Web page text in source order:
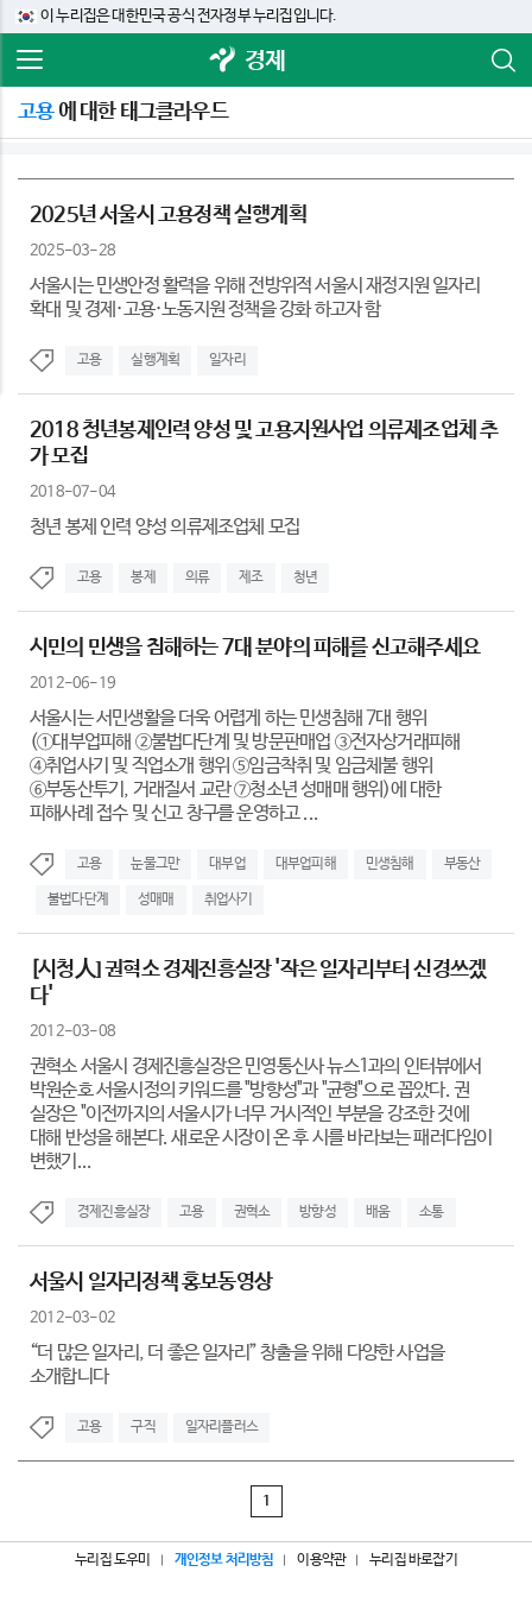
이 누리집은 대한민국 공식 전자정부 누리집입니다.
경제
고용에 대한 태그클라우드
2025년 서울시 고용정책 실행계획
2025-03-28
서울시는 민생안정 활력을 위해 전방위적 서울시 재정지원 일자리
확대 및 경제·고용·노동지원 정책을 강화 하고자 함
고용 실행계획 일자리
2018 청년봉제인력 양성 및 고용지원사업 의류제조업체 추
가 모집
2018-07-04
청년 봉제 인력 양성 의류제조업체 모집
고용 봉제 의류 제조 청년
시민의 민생을 침해하는 7대 분야의 피해를 신고해주세요
2012-06-19
서울시는 서민생활을 더욱 어렵게 하는 민생침해 7대 행위
(①대부업피해 ②불법다단계 및 방문판매업 ③전자상거래피해
④취업사기 및 직업소개 행위 ⑤임금착취 및 임금체불 행위
⑥부동산투기, 거래질서 교란 ⑦청소년 성매매 행위)에 대한
피해사례 접수 및 신고 창구를 운영하고 ...
고용 눈물그만 대부업 대부업피해 민생침해 부동산
불법다단계 성매매 취업사기
[시청人] 권혁소 경제진흥실장 '작은 일자리부터 신경쓰겠
다'
2012-03-08
권혁소 서울시 경제진흥실장은 민영통신사 뉴스1과의 인터뷰에서
박원순호 서울시정의 키워드를 "방향성"과 "균형"으로 꼽았다. 권
실장은 "이전까지의 서울시가 너무 거시적인 부분을 강조한 것에
대해 반성을 해본다. 새로운 시장이 온 후 시를 바라보는 패러다임이
변했기...
경제진흥실장 고용 권혁소 방향성 배움 소통
서울시 일자리정책 홍보동영상
2012-03-02
“더 많은 일자리, 더 좋은 일자리” 창출을 위해 다양한 사업을
소개합니다
고용 구직 일자리플러스
1
누리집 도우미 개인정보 처리방침 이용약관 누리집 바로잡기